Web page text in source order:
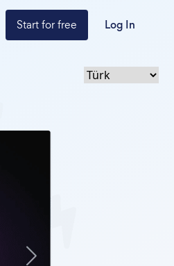
Start for free Log In